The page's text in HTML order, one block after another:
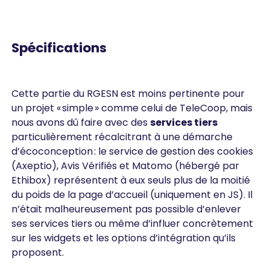
Spécifications
Cette partie du RGESN est moins pertinente pour
un projet « simple » comme celui de TeleCoop, mais
nous avons dû faire avec desservices tiers
particulièrement récalcitrant à une démarche
d’écoconception : le service de gestion des cookies
(Axeptio), Avis Vérifiés et Matomo (hébergé par
Ethibox) représentent à eux seuls plus de la moitié
du poids de la page d’accueil (uniquement en JS). Il
n’était malheureusement pas possible d’enlever
ses services tiers ou même d’influer concrètement
sur les widgets et les options d’intégration qu’ils
proposent.